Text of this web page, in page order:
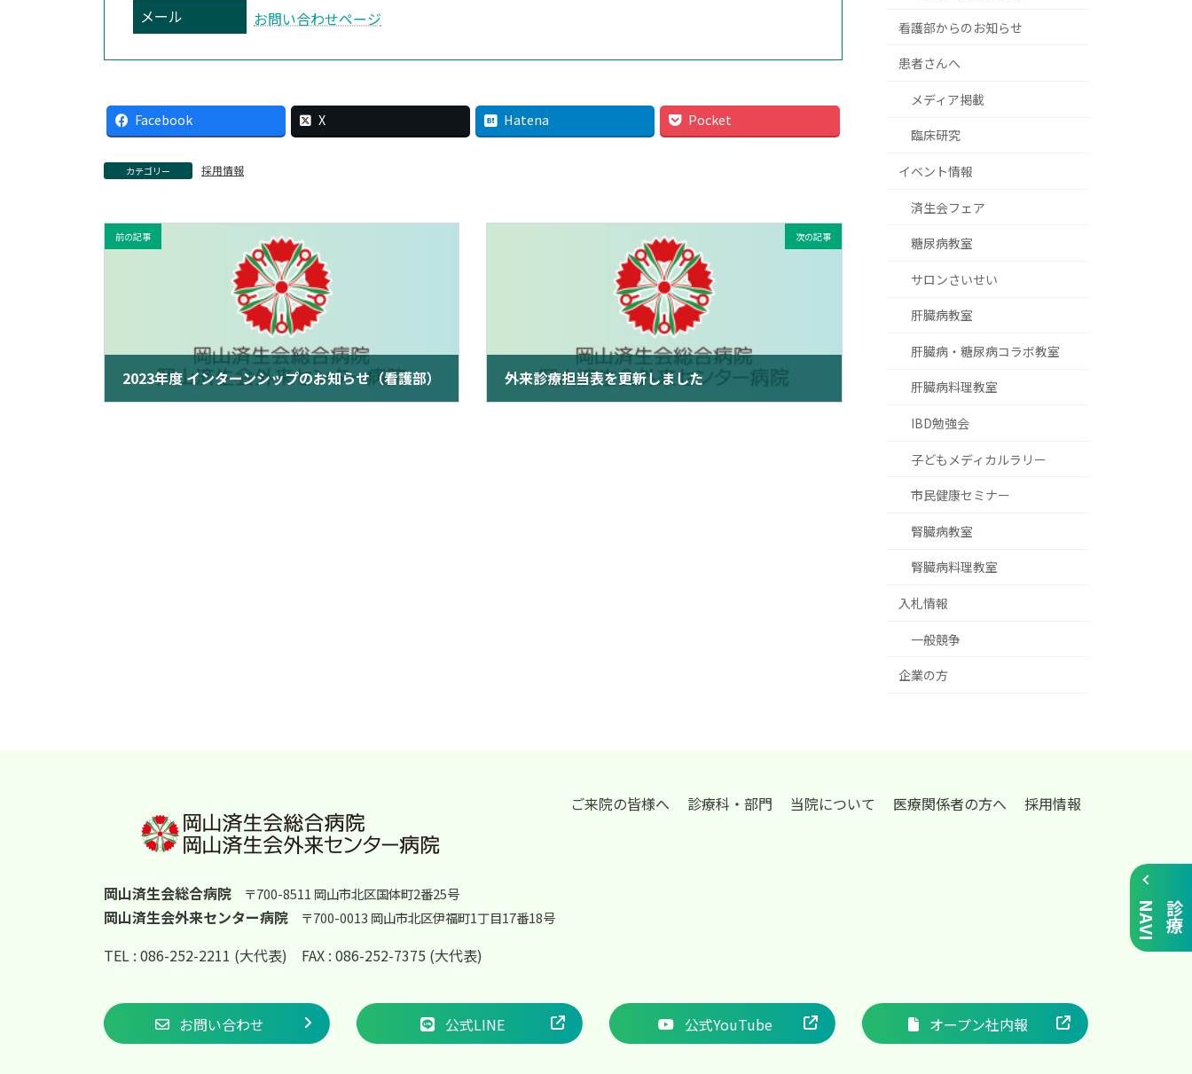
診
療
N
A
V
I
メール
お問い合わせページ
Facebook X Hatena Pocket
カテゴリー 採用情報
前の記事
2023年度 インターンシップのお知らせ（看護部）
次の記事
外来診療担当表を更新しました
看護部からのお知らせ
患者さんへ
メディア掲載
臨床研究
イベント情報
済生会フェア
糖尿病教室
サロンさいせい
肝臓病教室
肝臓病・糖尿病コラボ教室
肝臓病料理教室
IBD勉強会
子どもメディカルラリー
市民健康セミナー
腎臓病教室
腎臓病料理教室
入札情報
一般競争
企業の方
岡山済生会総合病院 〒700-8511 岡山市北区国体町2番25号
岡山済生会外来センター病院 〒700-0013 岡山市北区伊福町1丁目17番18号
TEL : 086-252-2211 (大代表) FAX : 086-252-7375 (大代表)
ご来院の皆様へ 診療科・部門 当院について 医療関係者の方へ 採用情報
お問い合わせ 公式LINE 公式YouTube オープン社内報